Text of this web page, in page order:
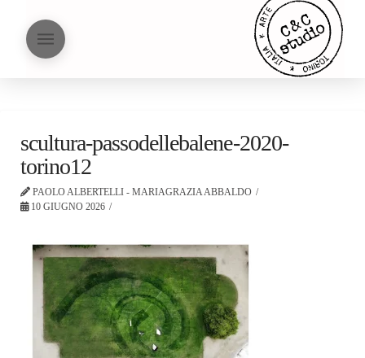
scultura-passodellebalene-2020-
torino12
PAOLO ALBERTELLI - MARIAGRAZIA ABBALDO
10 GIUGNO 2026